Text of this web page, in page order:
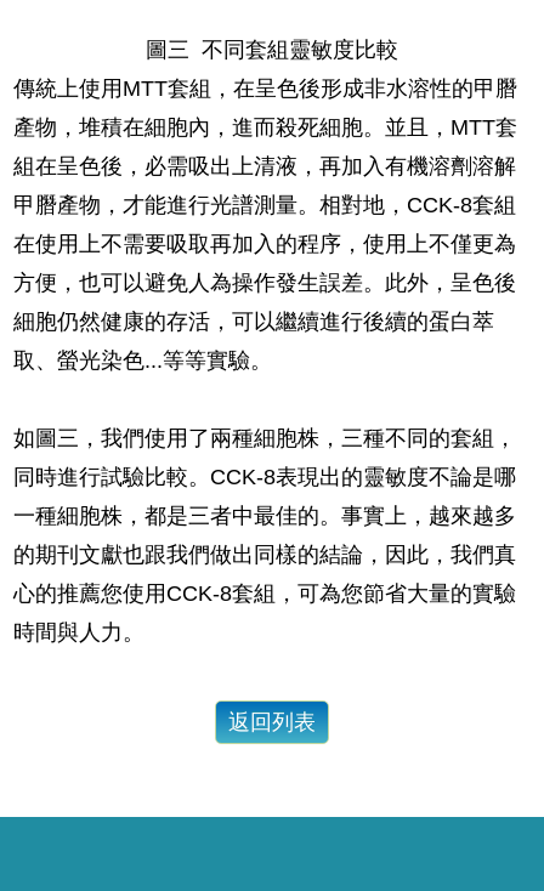
圖三 不同套組靈敏度比較
傳統上使用MTT套組，在呈色後形成非水溶性的甲䐶
產物，堆積在細胞內，進而殺死細胞。並且，MTT套
組在呈色後，必需吸出上清液，再加入有機溶劑溶解
甲䐶產物，才能進行光譜測量。相對地，CCK-8套組
在使用上不需要吸取再加入的程序，使用上不僅更為
方便，也可以避免人為操作發生誤差。此外，呈色後
細胞仍然健康的存活，可以繼續進行後續的蛋白萃
取、螢光染色...等等實驗。
如圖三，我們使用了兩種細胞株，三種不同的套組，
同時進行試驗比較。CCK-8表現出的靈敏度不論是哪
一種細胞株，都是三者中最佳的。事實上，越來越多
的期刊文獻也跟我們做出同樣的結論，因此，我們真
心的推薦您使用CCK-8套組，可為您節省大量的實驗
時間與人力。